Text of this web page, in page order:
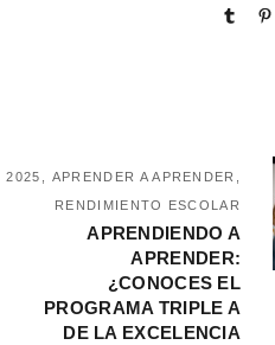
2025
APRENDER A APRENDER,
RENDIMIENTO ESCOLAR
APRENDIENDO A
APRENDER:
¿CONOCES EL
PROGRAMA TRIPLE A
DE LA EXCELENCIA